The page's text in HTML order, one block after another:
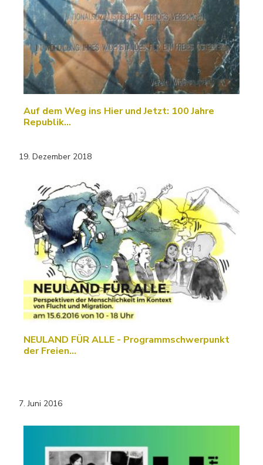
Auf dem Weg ins Hier und Jetzt: 100 Jahre
Republik…
19. Dezember 2018
NEULAND FÜR ALLE - Programmschwerpunkt
der Freien…
7. Juni 2016